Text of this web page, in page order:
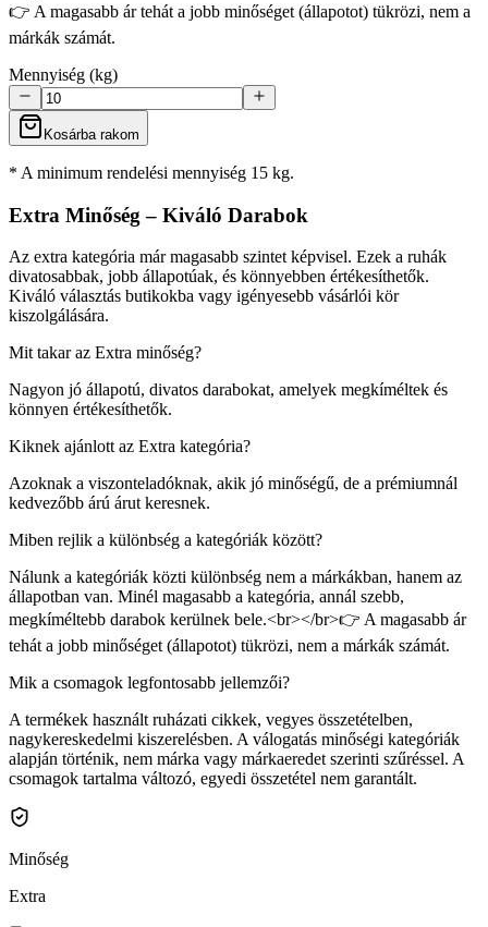
👉 A magasabb ár tehát a jobb minőséget (állapotot) tükrözi, nem a
márkák számát.
Mennyiség (kg)
Kosárba rakom
* A minimum rendelési mennyiség 15 kg.
Extra Minőség – Kiváló Darabok
Az extra kategória már magasabb szintet képvisel. Ezek a ruhák
divatosabbak, jobb állapotúak, és könnyebben értékesíthetők.
Kiváló választás butikokba vagy igényesebb vásárlói kör
kiszolgálására.
Mit takar az Extra minőség?
Nagyon jó állapotú, divatos darabokat, amelyek megkíméltek és
könnyen értékesíthetők.
Kiknek ajánlott az Extra kategória?
Azoknak a viszonteladóknak, akik jó minőségű, de a prémiumnál
kedvezőbb árú árut keresnek.
Miben rejlik a különbség a kategóriák között?
Nálunk a kategóriák közti különbség nem a márkákban, hanem az
állapotban van. Minél magasabb a kategória, annál szebb,
megkíméltebb darabok kerülnek bele.<br></br>👉 A magasabb ár
tehát a jobb minőséget (állapotot) tükrözi, nem a márkák számát.
Mik a csomagok legfontosabb jellemzői?
A termékek használt ruházati cikkek, vegyes összetételben,
nagykereskedelmi kiszerelésben. A válogatás minőségi kategóriák
alapján történik, nem márka vagy márkaeredet szerinti szűréssel. A
csomagok tartalma változó, egyedi összetétel nem garantált.
Minőség
Extra